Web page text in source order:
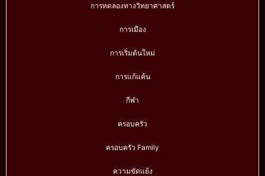
การทดลองทางวิทยาศาสตร์
การเมือง
การเริ่มต้นใหม่
การแก้แค้น
กีฬา
ครอบครัว
ครอบครัว Family
ความขัดแย้ง